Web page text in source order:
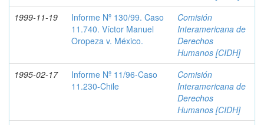
1999-11-19
Informe Nº 130/99. Caso
11.740. Víctor Manuel
Oropeza v. México.
Comisión
Interamericana de
Derechos
Humanos [CIDH]
1995-02-17
Informe Nº 11/96-Caso
11.230-Chile
Comisión
Interamericana de
Derechos
Humanos [CIDH]